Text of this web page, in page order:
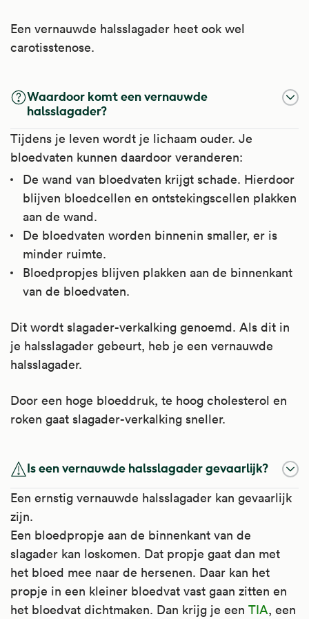
Een vernauwde halsslagader heet ook wel
carotisstenose.
Waardoor komt een vernauwde
halsslagader?
Tijdens je leven wordt je lichaam ouder. Je
bloedvaten kunnen daardoor veranderen:
De wand van bloedvaten krijgt schade. Hierdoor
blijven bloedcellen en ontstekingscellen plakken
aan de wand.
De bloedvaten worden binnenin smaller, er is
minder ruimte.
Bloedpropjes blijven plakken aan de binnenkant
van de bloedvaten.
Dit wordt slagader-verkalking genoemd. Als dit in
je halsslagader gebeurt, heb je een vernauwde
halsslagader.
Door een hoge bloeddruk, te hoog cholesterol en
roken gaat slagader-verkalking sneller.
Is een vernauwde halsslagader gevaarlijk?
Een ernstig vernauwde halsslagader kan gevaarlijk
zijn.
Een bloedpropje aan de binnenkant van de
slagader kan loskomen. Dat propje gaat dan met
het bloed mee naar de hersenen. Daar kan het
propje in een kleiner bloedvat vast gaan zitten en
het bloedvat dichtmaken. Dan krijg je een TIA, een